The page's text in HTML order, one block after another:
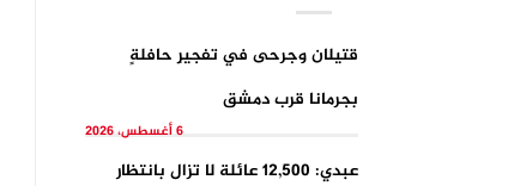
قتيلان وجرحى في تفجيرِ حافلةٍ
بجرمانا قرب دمشق
6 أغسطس، 2026
عبدي: 12,500 عائلة لا تزال بانتظار